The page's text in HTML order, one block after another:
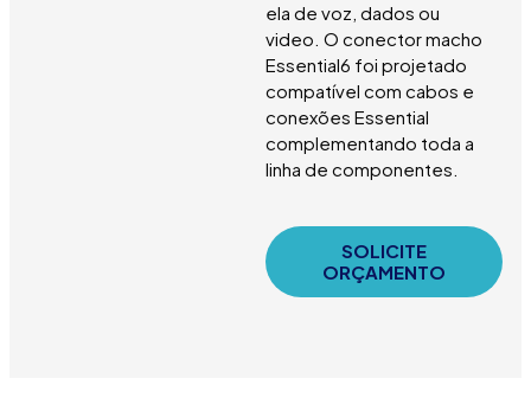
ela de voz, dados ou
video. O conector macho
Essential­6 foi projetado
compatível com cabos e
conexões Essential
complementando toda a
linha de componentes.
SOLICITE
ORÇAMENTO